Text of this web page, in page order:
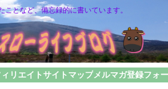
ことなど、備忘録的に書いています。
リエイトサイトマップメルマガ登録フォ